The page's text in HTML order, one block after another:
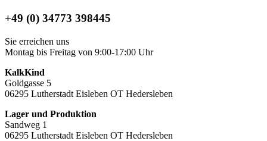
+49 (0) 34773 398445
Sie erreichen uns
Montag bis Freitag von 9:00-17:00 Uhr
KalkKind
Goldgasse 5
06295 Lutherstadt Eisleben OT Hedersleben
Lager und Produktion
Sandweg 1
06295 Lutherstadt Eisleben OT Hedersleben